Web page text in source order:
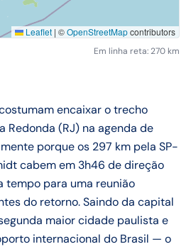
Leaflet | ©OpenStreetMapcontributors
Em linha reta: 270 km
encaixar o trecho
Redonda (RJ) na agenda de
porque os 297 km pela SP-
cabem em 3h46 de direção
tempo para uma reunião
do retorno. Saindo da capital
maior cidade paulista e
internacional do Brasil — o